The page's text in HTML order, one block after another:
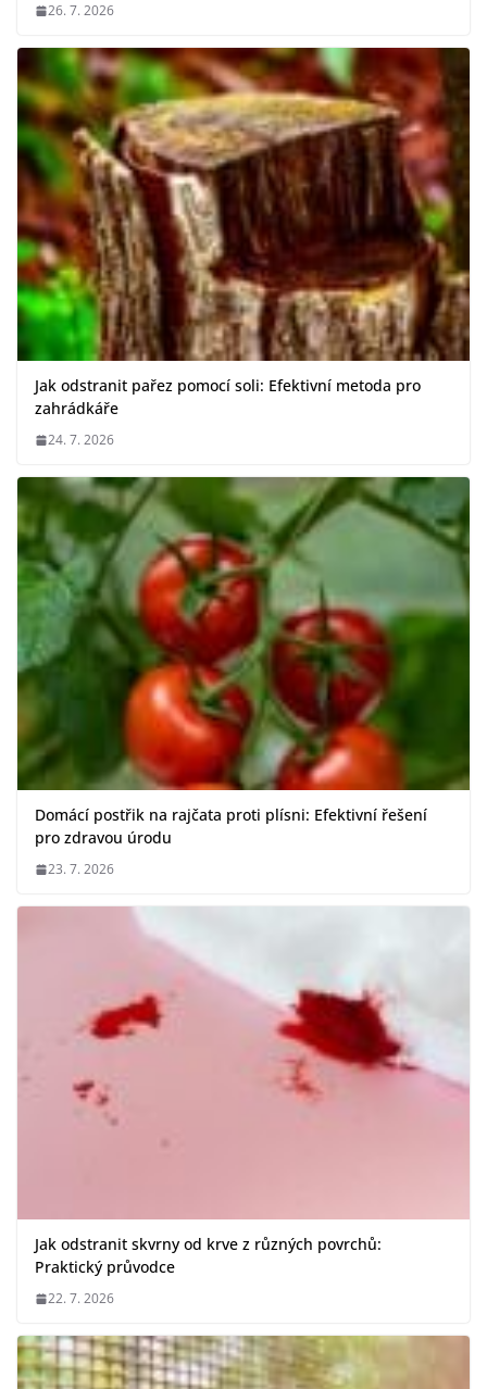
26. 7. 2026
Jak odstranit pařez pomocí soli: Efektivní metoda pro
zahrádkáře
24. 7. 2026
Domácí postřik na rajčata proti plísni: Efektivní řešení
pro zdravou úrodu
23. 7. 2026
Jak odstranit skvrny od krve z různých povrchů:
Praktický průvodce
22. 7. 2026